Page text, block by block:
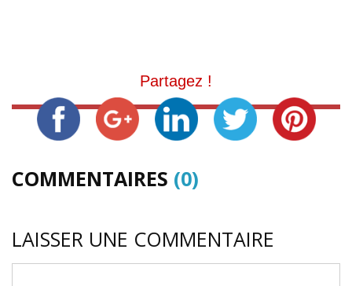
Partagez !
COMMENTAIRES (0)
LAISSER UNE COMMENTAIRE